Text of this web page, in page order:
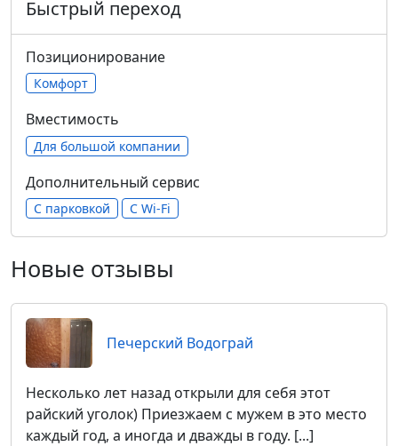
Быстрый переход
Позиционирование
Комфорт
Вместимость
Для большой компании
Дополнительный сервис
С парковкой С Wi-Fi
Новые отзывы
Печерский Водограй
Несколько лет назад открыли для себя этот
райский уголок) Приезжаем с мужем в это место
каждый год, а иногда и дважды в году. [...]